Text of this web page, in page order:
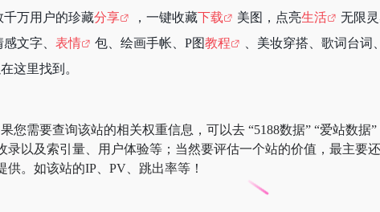
千万用户的珍藏分享 ，一键收藏下载 美图，点亮生活
无限
感文字、 表情 包、绘画手帐、P图教程
、美妆穿搭、歌词台
这里找到。
您需要查询该站的相关权重信息，可以去 “5188数据” “爱站数据”
以及索引量、用户体验等；当然要评估一个站的价值，最主要
。如该站的IP、PV、跳出率等！